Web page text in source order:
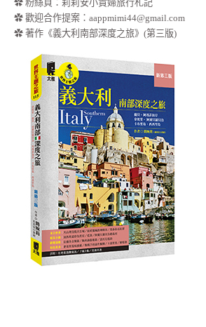
✿ 粉絲頁：莉莉安小貴婦旅行札記
✿ 歡迎合作提案： aappmimi44@gmail.com
✿ 著作《義大利南部深度之旅》(第三版)